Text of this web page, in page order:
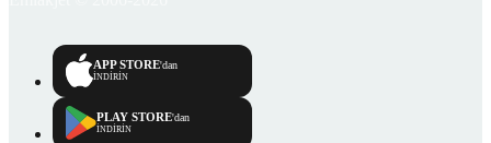
APP STORE'dan
İNDİRİN
PLAY STORE'dan
İNDİRİN